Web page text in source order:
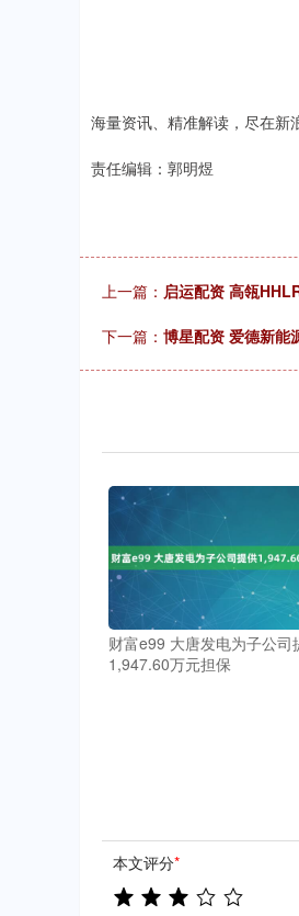
海量资讯、精准解读，尽在新
责任编辑：郭明煜
上一篇： 启运配资 高瓴
下一篇： 博星配资 爱德新能
财富e99 大唐发电为子公司
1,947.60万元担保
本文评分*